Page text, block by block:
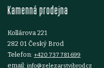
Kamenná prodejna
Kollárova 221
282 01 Český Brod
Telefon: +420 737 781 699
email: info@zelezarstvibrod.cz